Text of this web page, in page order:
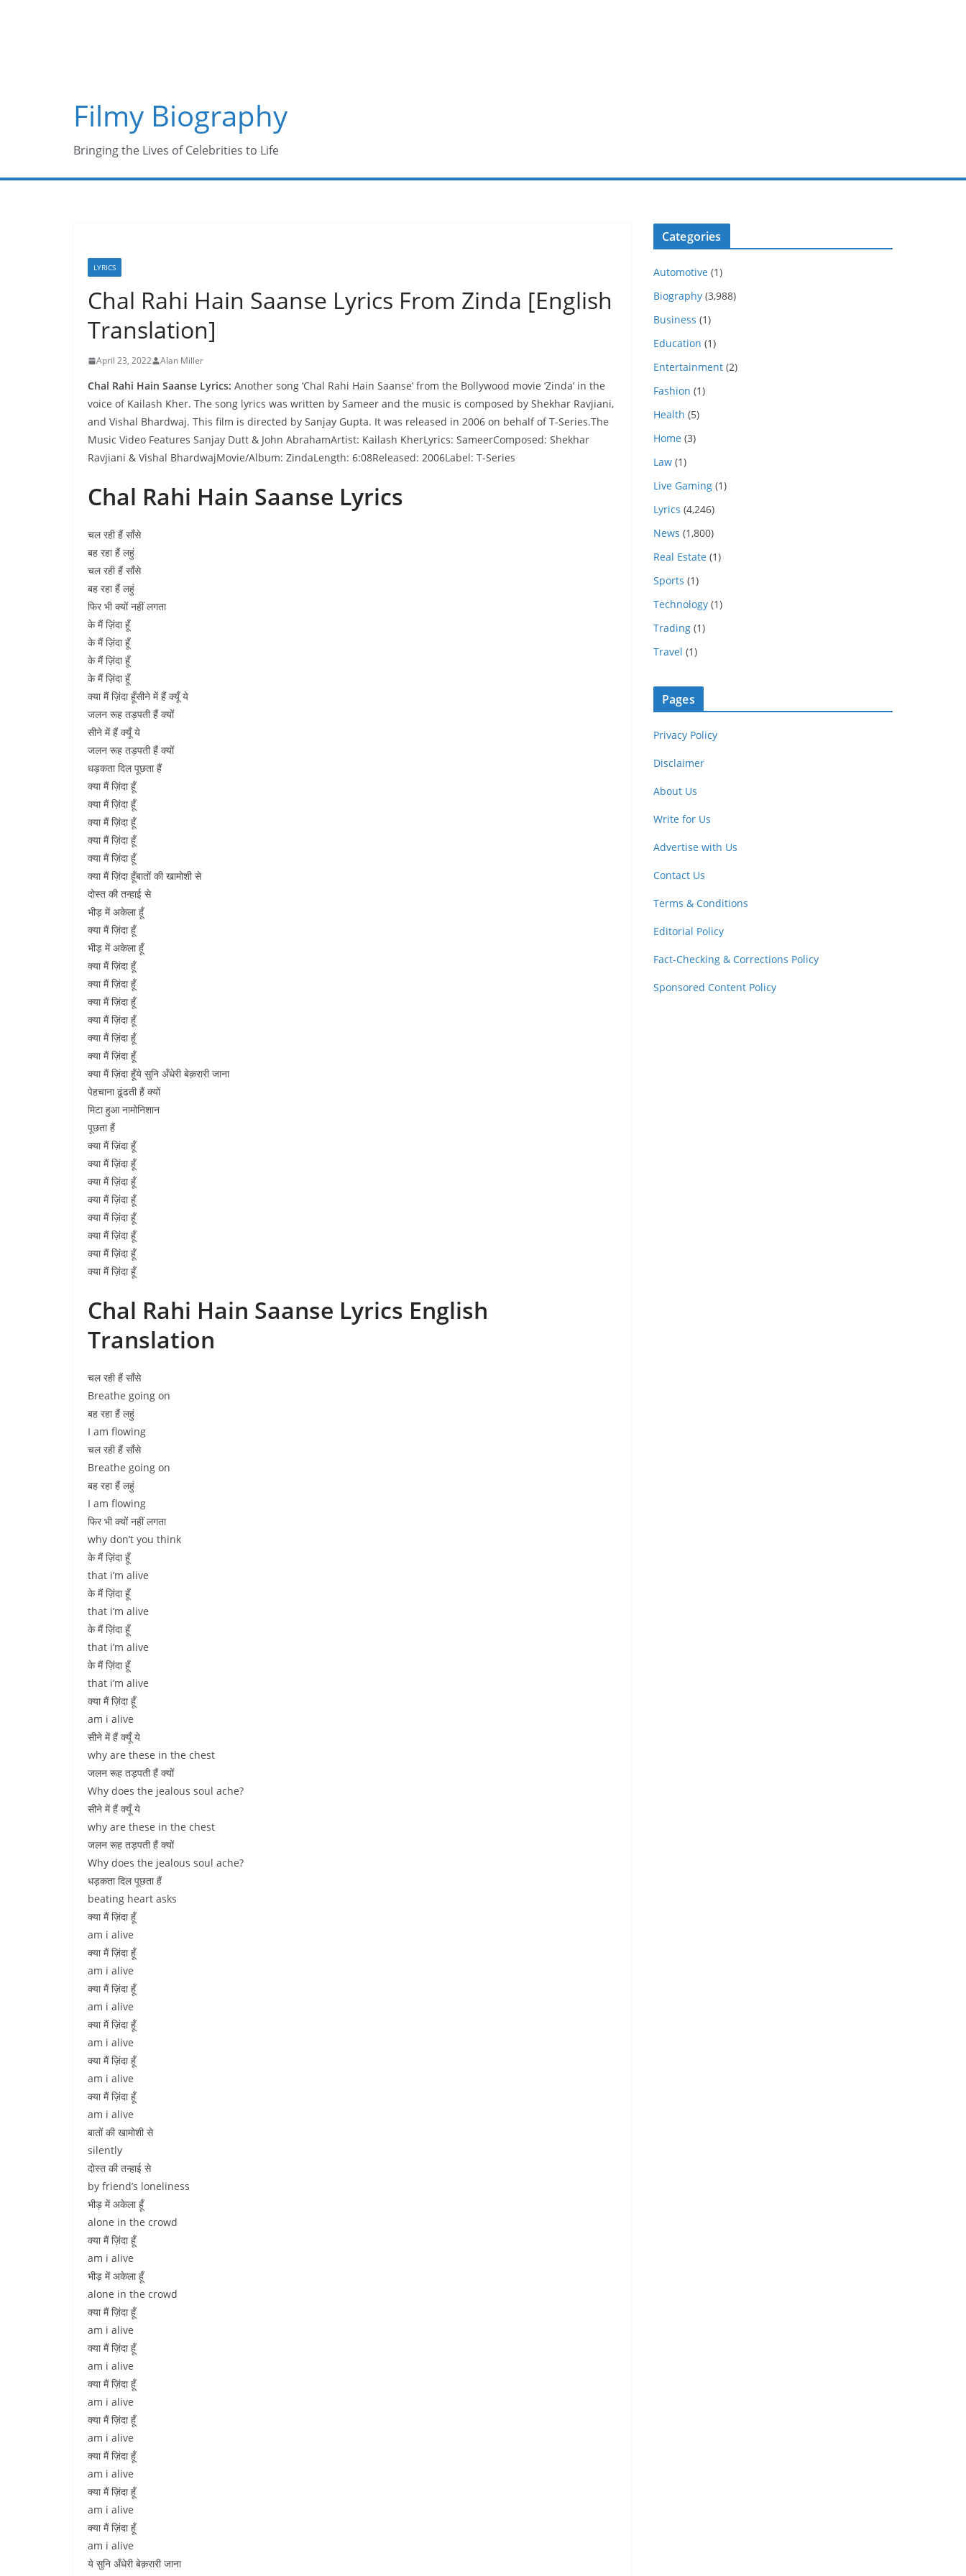
Filmy Biography
Bringing the Lives of Celebrities to Life
LYRICS
Chal Rahi Hain Saanse Lyrics From Zinda [English
Translation]
April 23, 2022 Alan Miller
Chal Rahi Hain Saanse Lyrics: Another song ‘Chal Rahi Hain Saanse’ from the Bollywood movie ‘Zinda’ in the
voice of Kailash Kher. The song lyrics was written by Sameer and the music is composed by Shekhar Ravjiani,
and Vishal Bhardwaj. This film is directed by Sanjay Gupta. It was released in 2006 on behalf of T-Series.The
Music Video Features Sanjay Dutt & John AbrahamArtist: Kailash KherLyrics: SameerComposed: Shekhar
Ravjiani & Vishal BhardwajMovie/Album: ZindaLength: 6:08Released: 2006Label: T-Series
Chal Rahi Hain Saanse Lyrics
चल रही हैं साँसे
बह रहा हैं लहुं
चल रही हैं साँसे
बह रहा हैं लहुं
फिर भी क्यों नहीं लगता
के मैं ज़िंदा हूँ
के मैं ज़िंदा हूँ
के मैं ज़िंदा हूँ
के मैं ज़िंदा हूँ
क्या मैं ज़िंदा हूँसीने में हैं क्यूँ ये
जलन रूह तड़पती हैं क्यों
सीने में हैं क्यूँ ये
जलन रूह तड़पती हैं क्यों
धड़कता दिल पूछता हैं
क्या मैं ज़िंदा हूँ
क्या मैं ज़िंदा हूँ
क्या मैं ज़िंदा हूँ
क्या मैं ज़िंदा हूँ
क्या मैं ज़िंदा हूँ
क्या मैं ज़िंदा हूँबातों की खामोशी से
दोस्त की तन्हाई से
भीड़ में अकेला हूँ
क्या मैं ज़िंदा हूँ
भीड़ में अकेला हूँ
क्या मैं ज़िंदा हूँ
क्या मैं ज़िंदा हूँ
क्या मैं ज़िंदा हूँ
क्या मैं ज़िंदा हूँ
क्या मैं ज़िंदा हूँ
क्या मैं ज़िंदा हूँ
क्या मैं ज़िंदा हूँये सुनि अँधेरी बेक़रारी जाना
पेहचाना ढूंढती हैं क्यों
मिटा हुआ नामोनिशान
पूछता हैं
क्या मैं ज़िंदा हूँ
क्या मैं ज़िंदा हूँ
क्या मैं ज़िंदा हूँ
क्या मैं ज़िंदा हूँ
क्या मैं ज़िंदा हूँ
क्या मैं ज़िंदा हूँ
क्या मैं ज़िंदा हूँ
क्या मैं ज़िंदा हूँ
Chal Rahi Hain Saanse Lyrics English
Translation
चल रही हैं साँसे
Breathe going on
बह रहा हैं लहुं
I am flowing
चल रही हैं साँसे
Breathe going on
बह रहा हैं लहुं
I am flowing
फिर भी क्यों नहीं लगता
why don’t you think
के मैं ज़िंदा हूँ
that i’m alive
के मैं ज़िंदा हूँ
that i’m alive
के मैं ज़िंदा हूँ
that i’m alive
के मैं ज़िंदा हूँ
that i’m alive
क्या मैं ज़िंदा हूँ
am i alive
सीने में हैं क्यूँ ये
why are these in the chest
जलन रूह तड़पती हैं क्यों
Why does the jealous soul ache?
सीने में हैं क्यूँ ये
why are these in the chest
जलन रूह तड़पती हैं क्यों
Why does the jealous soul ache?
धड़कता दिल पूछता हैं
beating heart asks
क्या मैं ज़िंदा हूँ
am i alive
क्या मैं ज़िंदा हूँ
am i alive
क्या मैं ज़िंदा हूँ
am i alive
क्या मैं ज़िंदा हूँ
am i alive
क्या मैं ज़िंदा हूँ
am i alive
क्या मैं ज़िंदा हूँ
am i alive
बातों की खामोशी से
silently
दोस्त की तन्हाई से
by friend’s loneliness
भीड़ में अकेला हूँ
alone in the crowd
क्या मैं ज़िंदा हूँ
am i alive
भीड़ में अकेला हूँ
alone in the crowd
क्या मैं ज़िंदा हूँ
am i alive
क्या मैं ज़िंदा हूँ
am i alive
क्या मैं ज़िंदा हूँ
am i alive
क्या मैं ज़िंदा हूँ
am i alive
क्या मैं ज़िंदा हूँ
am i alive
क्या मैं ज़िंदा हूँ
am i alive
क्या मैं ज़िंदा हूँ
am i alive
ये सुनि अँधेरी बेक़रारी जाना
Categories
Automotive (1)
Biography (3,988)
Business (1)
Education (1)
Entertainment (2)
Fashion (1)
Health (5)
Home (3)
Law (1)
Live Gaming (1)
Lyrics (4,246)
News (1,800)
Real Estate (1)
Sports (1)
Technology (1)
Trading (1)
Travel (1)
Pages
Privacy Policy
Disclaimer
About Us
Write for Us
Advertise with Us
Contact Us
Terms & Conditions
Editorial Policy
Fact-Checking & Corrections Policy
Sponsored Content Policy